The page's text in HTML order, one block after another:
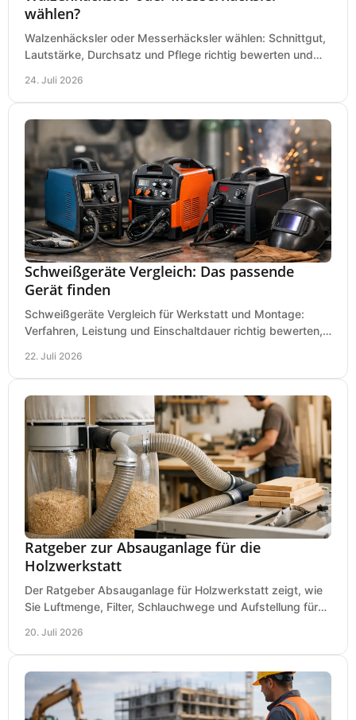
wählen?
Walzenhäcksler oder Messerhäcksler wählen: Schnittgut,
Lautstärke, Durchsatz und Pflege richtig bewerten und
24. Juli 2026
Schweißgeräte Vergleich: Das passende
Gerät finden
Schweißgeräte Vergleich für Werkstatt und Montage:
Verfahren, Leistung und Einschaltdauer richtig bewerten,
22. Juli 2026
Ratgeber zur Absauganlage für die
Holzwerkstatt
Der Ratgeber Absauganlage für Holzwerkstatt zeigt, wie
Sie Luftmenge, Filter, Schlauchwege und Aufstellung für
20. Juli 2026